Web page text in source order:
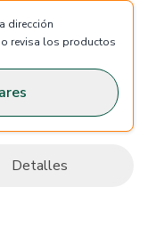
dirección
revisa los productos
Detalles